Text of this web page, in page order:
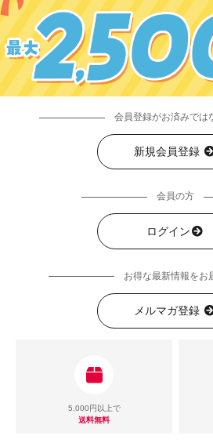
会員登録がお済みでは
新規会員登録
会員の方
ログイン
お得な最新情報をお
メルマガ登録
5,000円以上で
送料無料